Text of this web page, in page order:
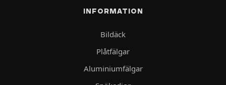
INFORMATION
Bildäck
Plåtfälgar
Aluminiumfälgar